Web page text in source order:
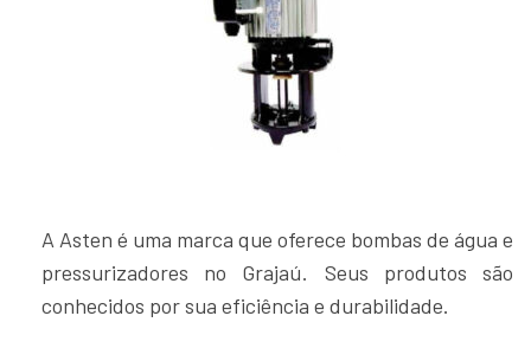
A Asten é uma marca que oferece bombas de água e
pressurizadores no Grajaú. Seus produtos são
conhecidos por sua eficiência e durabilidade.